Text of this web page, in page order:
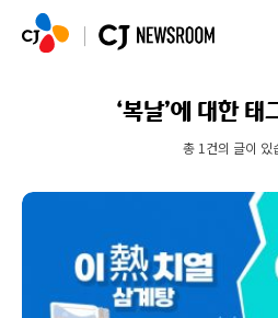
‘복날’에 대한 태
총 1건의 글이 있